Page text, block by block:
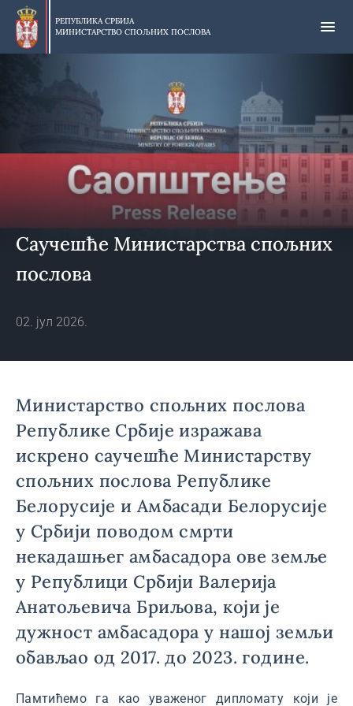
Прескочи
главни
део
РЕПУБЛИКА СРБИЈА
МИНИСТАРСТВО СПОЉНИХ ПОСЛОВА
Саучешће Министарства спољних
послова
02. јул 2026.
Министарство спољних послова
Републике Србије изражава
искрено саучешће Министарству
спољних послова Републике
Белорусије и Амбасади Белорусије
у Србији поводом смрти
некадашњег амбасадора ове земље
у Републици Србији Валерија
Анатољевича Бриљова, који је
дужност амбасадора у нашој земљи
обављао од 2017. до 2023. године.
Памтићемо га као уваженог дипломату који је